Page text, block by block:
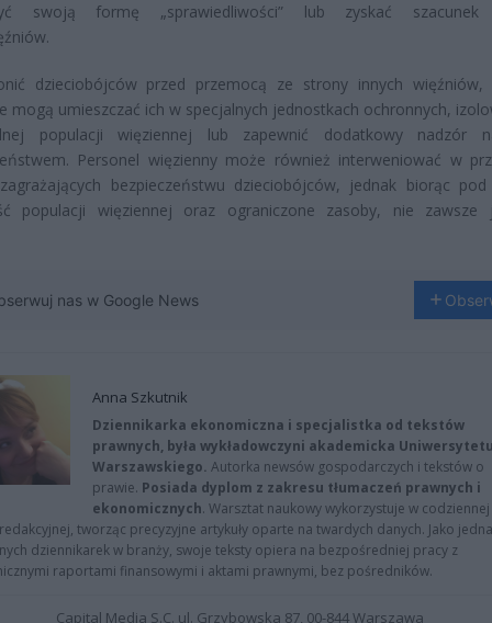
swoją formę „sprawiedliwości” lub zyskać szacunek
dzieciobójców przed przemocą ze strony innych więźniów,
mogą umieszczać ich w specjalnych jednostkach ochronnych,
populacji więziennej lub zapewnić dodatkowy nadzór
Personel więzienny może również interweniować w
bezpieczeństwu dzieciobójców, jednak biorąc
populacji więziennej oraz ograniczone zasoby, nie
nas w Google News
Anna Szkutnik
Dziennikarka ekonomiczna i specjalistka od tekstów
prawnych, była wykładowczyni akademicka
Warszawskiego. Autorka newsów gospodarczych i tekstów o
prawie. Posiada dyplom z zakresu tłumaczeń prawnych i
ekonomicznych. Warsztat naukowy wykorzystuje w codziennej
tworząc precyzyjne artykuły oparte na twardych danych. Jako
dziennikarek w branży, swoje teksty opiera na bezpośredniej pracy z
raportami finansowymi i aktami prawnymi, bez pośredników.
Capital Media S.C. ul. Grzybowska 87, 00-844 Warszawa